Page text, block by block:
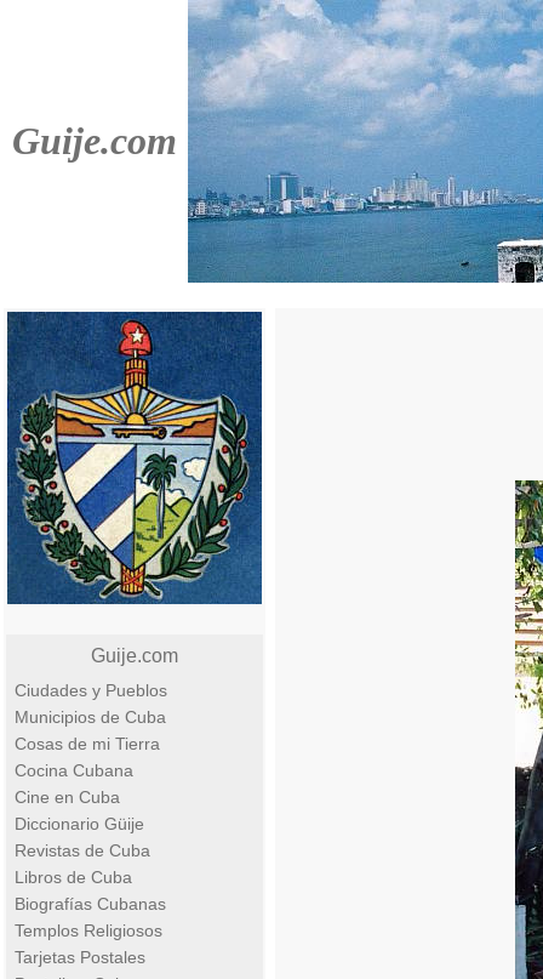
Guije.com
Guije.com
Ciudades y Pueblos
Municipios de Cuba
Cosas de mi Tierra
Cocina Cubana
Cine en Cuba
Diccionario Güije
Revistas de Cuba
Libros de Cuba
Biografías Cubanas
Templos Religiosos
Tarjetas Postales